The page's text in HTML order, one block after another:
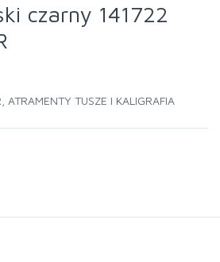
czarny 141722
ATRAMENTY TUSZE I KALIGRAFIA